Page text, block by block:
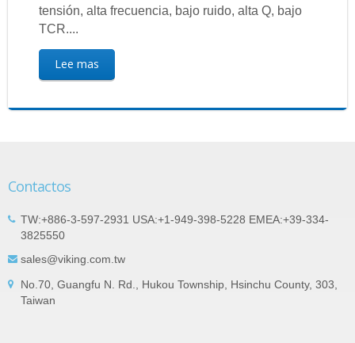
tensión, alta frecuencia, bajo ruido, alta Q, bajo
TCR....
Lee mas
Contactos
TW:+886-3-597-2931 USA:+1-949-398-5228 EMEA:+39-334-
3825550
sales@viking.com.tw
No.70, Guangfu N. Rd., Hukou Township, Hsinchu County, 303,
Taiwan